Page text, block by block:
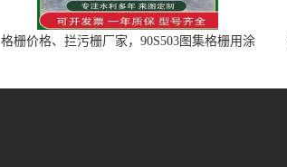
格栅价格、拦污栅厂家，90S503图集格栅用涂